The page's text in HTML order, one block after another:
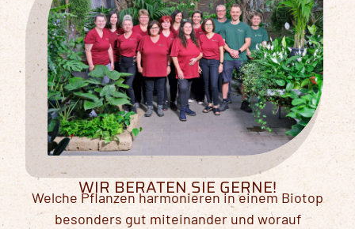
WIR BERATEN SIE GERNE!
Welche Pflanzen harmonieren in einem Biotop
besonders gut miteinander und worauf